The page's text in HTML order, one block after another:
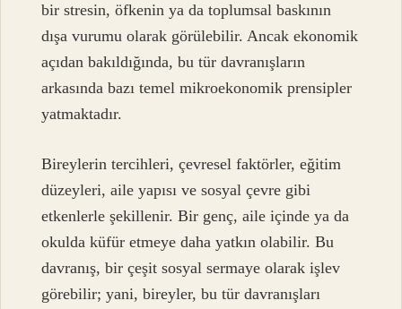
bir stresin, öfkenin ya da toplumsal baskının
dışa vurumu olarak görülebilir. Ancak ekonomik
açıdan bakıldığında, bu tür davranışların
arkasında bazı temel mikroekonomik prensipler
yatmaktadır.
Bireylerin tercihleri, çevresel faktörler, eğitim
düzeyleri, aile yapısı ve sosyal çevre gibi
etkenlerle şekillenir. Bir genç, aile içinde ya da
okulda küfür etmeye daha yatkın olabilir. Bu
davranış, bir çeşit sosyal sermaye olarak işlev
görebilir; yani, bireyler, bu tür davranışları